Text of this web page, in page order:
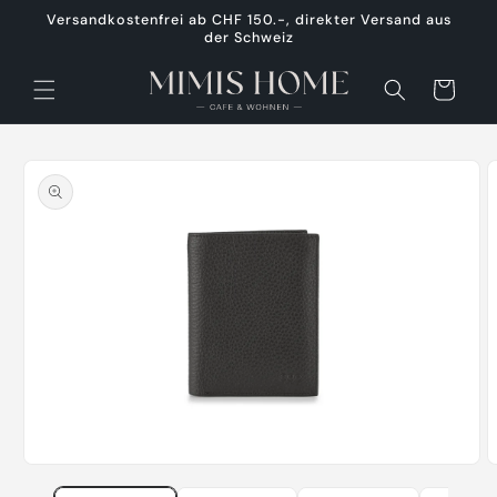
zum
Versandkostenfrei ab CHF 150.-, direkter Versand aus
der Schweiz
Warenkorb